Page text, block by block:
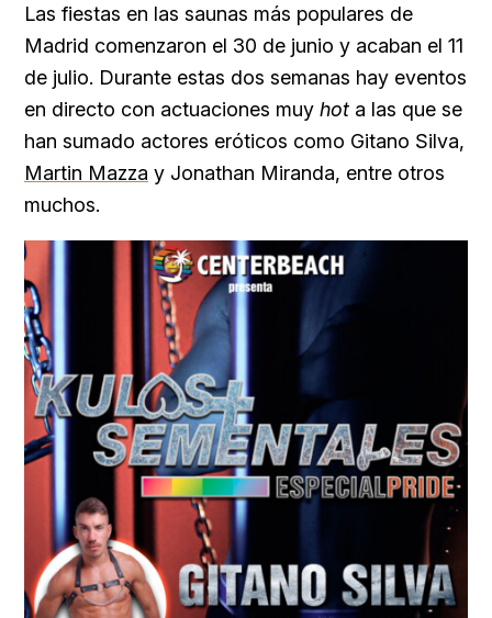
Las fiestas en las saunas más populares de
Madrid comenzaron el 30 de junio y acaban el 11
de julio. Durante estas dos semanas hay eventos
en directo con actuaciones muy hot a las que se
han sumado actores eróticos como Gitano Silva,
Martin Mazza y Jonathan Miranda, entre otros
muchos.